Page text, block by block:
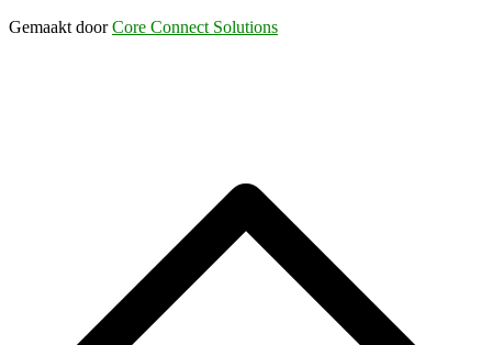
Gemaakt doorCore Connect Solutions